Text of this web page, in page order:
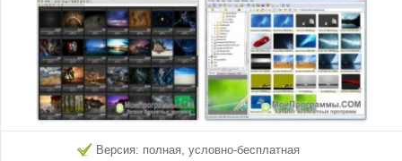
Версия: полная, условно-бесплатная